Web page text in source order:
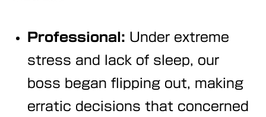
Professional: Under extreme
stress and lack of sleep, our
boss began flipping out, making
erratic decisions that concerned